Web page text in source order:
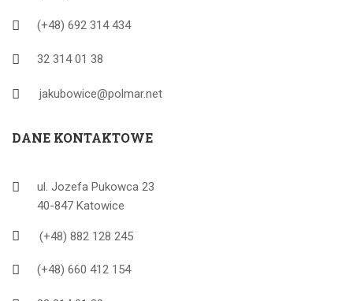
(+48) 692 314 434
32 314 01 38
jakubowice@polmar.net
DANE KONTAKTOWE
ul. Jozefa Pukowca 23
40-847 Katowice
(+48) 882 128 245
(+48) 660 412 154